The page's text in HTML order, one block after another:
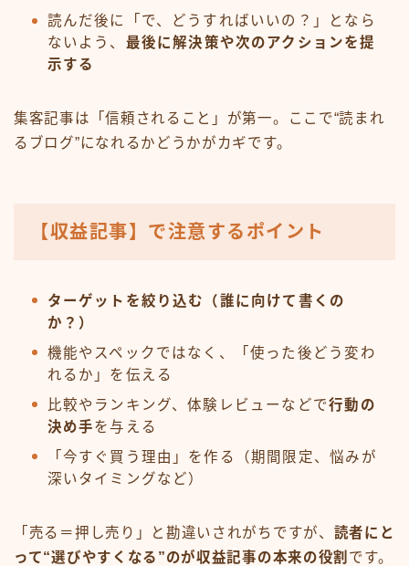
読んだ後に「で、どうすればいいの？」となら
ないよう、 最後に解決策や次のアクションを提
示する
集客記事は「信頼されること」が第一。ここで“読まれ
るブログ”になれるかどうかがカギです。
【収益記事】で注意するポイント
ターゲットを絞り込む（誰に向けて書くの
か？）
機能やスペックではなく、「使った後どう変わ
れるか」を伝える
比較やランキング、体験レビューなどで行動の
決め手を与える
「今すぐ買う理由」を作る（期間限定、悩みが
深いタイミングなど）
「売る＝押し売り」と勘違いされがちですが、 読者にと
って“選びやすくなる”のが収益記事の本来の役割 です。